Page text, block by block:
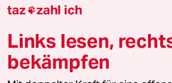
Ich glaube das das ganze
man hier die Mutti Teresa
lassen, hat dann noch ein
in den eigenen Reihen und
in die Bevölkerung mit
taz zahl ich
Links lesen,
bekämpfen